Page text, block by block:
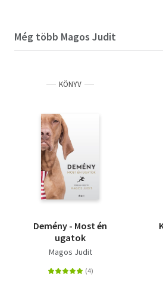
Még több Magos Judit
KÖNYV
Demény - Most én
ugatok
Magos Judit